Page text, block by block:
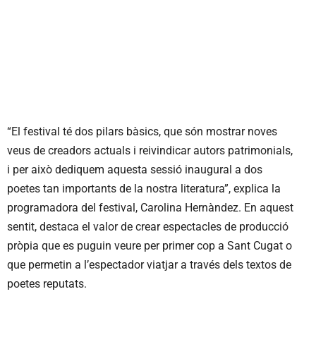
“El festival té dos pilars bàsics, que són mostrar noves
veus de creadors actuals i reivindicar autors patrimonials,
i per això dediquem aquesta sessió inaugural a dos
poetes tan importants de la nostra literatura”, explica la
programadora del festival, Carolina Hernàndez. En aquest
sentit, destaca el valor de crear espectacles de producció
pròpia que es puguin veure per primer cop a Sant Cugat o
que permetin a l’espectador viatjar a través dels textos de
poetes reputats.